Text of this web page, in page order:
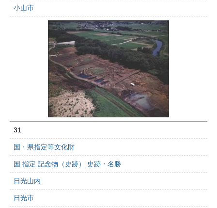
小山市
31
国・県指定等文化財
国 指定 記念物（史跡） 史跡・名勝
日光山内
日光市